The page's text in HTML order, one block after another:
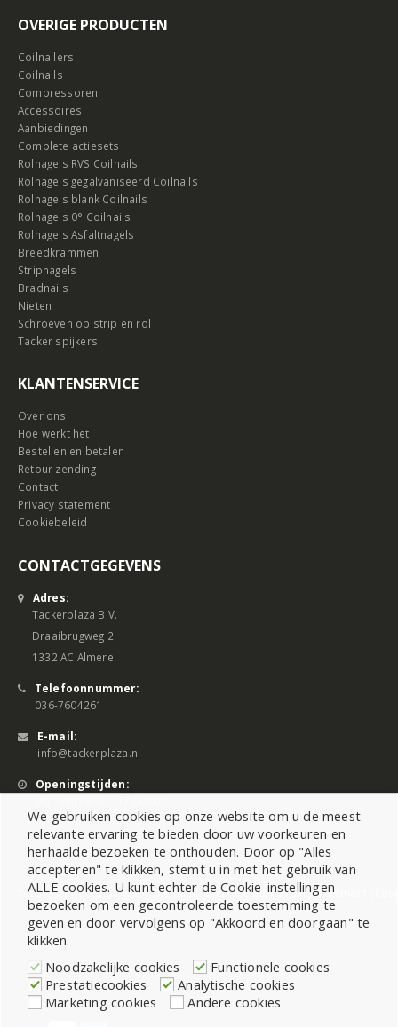
OVERIGE PRODUCTEN
Coilnailers
Coilnails
Compressoren
Accessoires
Aanbiedingen
Complete actiesets
Rolnagels RVS Coilnails
Rolnagels gegalvaniseerd Coilnails
Rolnagels blank Coilnails
Rolnagels 0° Coilnails
Rolnagels Asfaltnagels
Breedkrammen
Stripnagels
Bradnails
Nieten
Schroeven op strip en rol
Tacker spijkers
KLANTENSERVICE
Over ons
Hoe werkt het
Bestellen en betalen
Retour zending
Contact
Privacy statement
Cookiebeleid
CONTACTGEGEVENS
Adres:
Tackerplaza B.V.
Draaibrugweg 2
1332 AC Almere
Telefoonnummer:
036-7604261
E-mail:
info@tackerplaza.nl
Openingstijden:
©2026 All Rights Reserved |Sitemap|Cookiebeleid|Privacy Statement
We gebruiken cookies op onze website om u de meest
relevante ervaring te bieden door uw voorkeuren en
herhaalde bezoeken te onthouden. Door op "Alles
accepteren" te klikken, stemt u in met het gebruik van
ALLE cookies. U kunt echter de Cookie-instellingen
bezoeken om een gecontroleerde toestemming te
geven en door vervolgens op "Akkoord en doorgaan" te
klikken.
Noodzakelijke cookies
Functionele cookies
Prestatiecookies
Analytische cookies
Marketing cookies
Andere cookies